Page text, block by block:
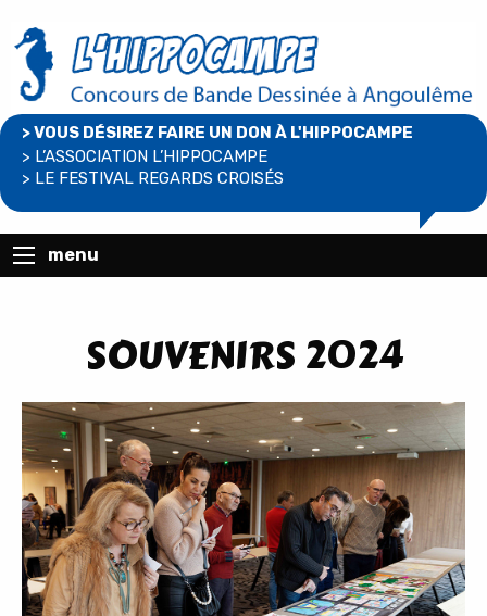
> VOUS DÉSIREZ FAIRE UN DON À L'HIPPOCAMPE
> L’ASSOCIATION L’HIPPOCAMPE
> LE FESTIVAL REGARDS CROISÉS
menu
SOUVENIRS 2024